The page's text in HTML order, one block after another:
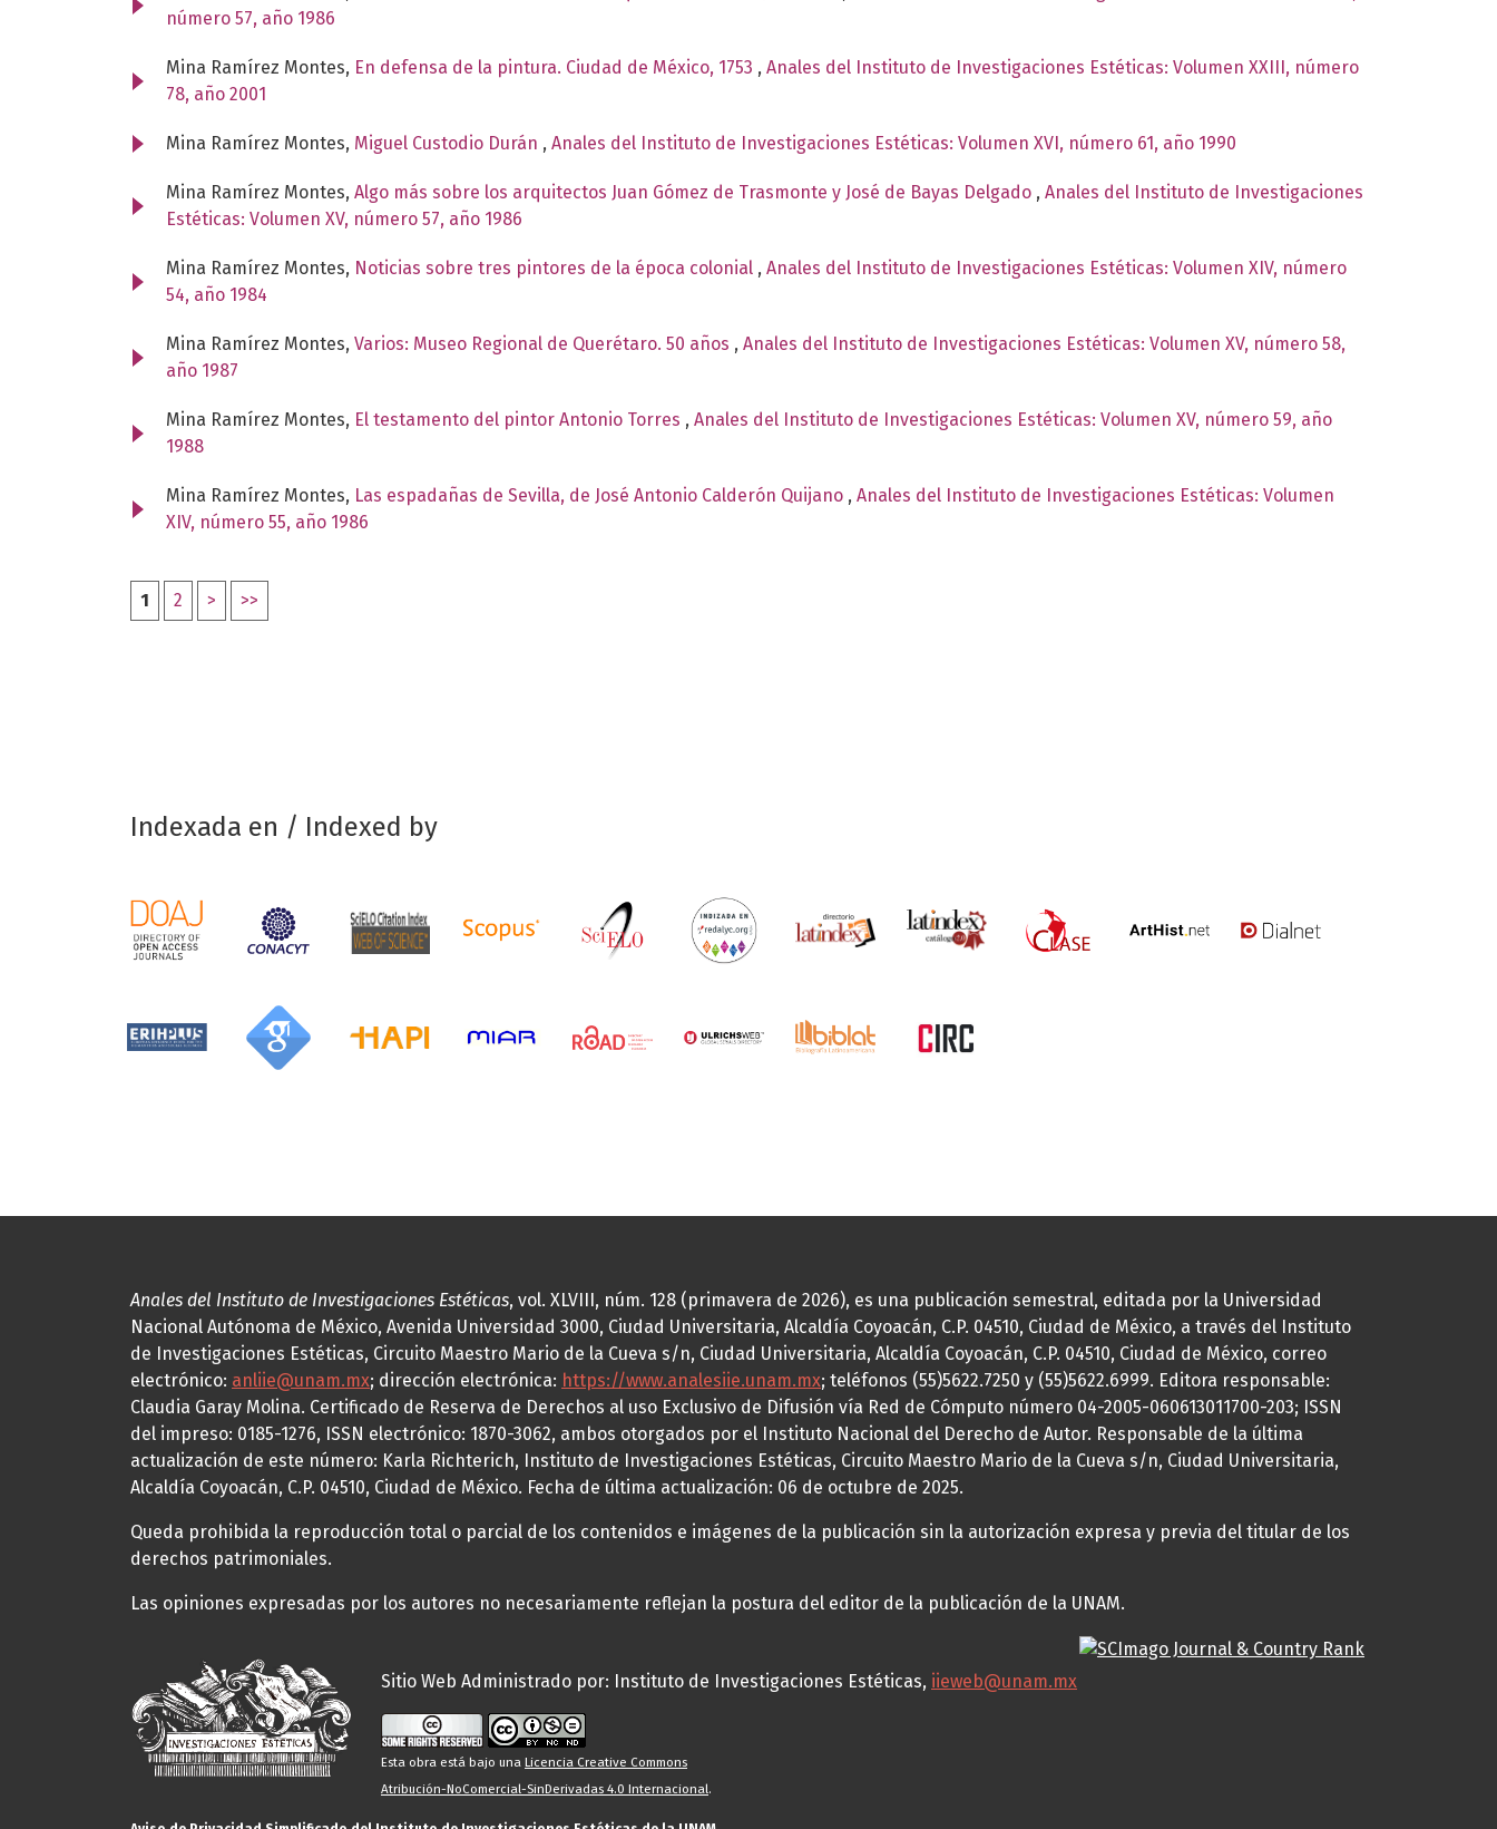
número 57, año 1986
Mina Ramírez Montes, En defensa de la pintura. Ciudad de México, 1753 , Anales del Instituto de Investigaciones Estéticas: Volumen XXIII, número
78, año 2001
Mina Ramírez Montes, Miguel Custodio Durán , Anales del Instituto de Investigaciones Estéticas: Volumen XVI, número 61, año 1990
Mina Ramírez Montes, Algo más sobre los arquitectos Juan Gómez de Trasmonte y José de Bayas Delgado , Anales del Instituto de Investigaciones
Estéticas: Volumen XV, número 57, año 1986
Mina Ramírez Montes, Noticias sobre tres pintores de la época colonial , Anales del Instituto de Investigaciones Estéticas: Volumen XIV, número
54, año 1984
Mina Ramírez Montes, Varios: Museo Regional de Querétaro. 50 años , Anales del Instituto de Investigaciones Estéticas: Volumen XV, número 58,
año 1987
Mina Ramírez Montes, El testamento del pintor Antonio Torres , Anales del Instituto de Investigaciones Estéticas: Volumen XV, número 59, año
1988
Mina Ramírez Montes, Las espadañas de Sevilla, de José Antonio Calderón Quijano , Anales del Instituto de Investigaciones Estéticas: Volumen
XIV, número 55, año 1986
1 2 > >>
Indexada en / Indexed by
Anales del Instituto de Investigaciones Estéticas, vol. XLVIII, núm. 128 (primavera de 2026), es una publicación semestral, editada por la Universidad
Nacional Autónoma de México, Avenida Universidad 3000, Ciudad Universitaria, Alcaldía Coyoacán, C.P. 04510, Ciudad de México, a través del Instituto
de Investigaciones Estéticas, Circuito Maestro Mario de la Cueva s/n, Ciudad Universitaria, Alcaldía Coyoacán, C.P. 04510, Ciudad de México, correo
electrónico: anliie@unam.mx; dirección electrónica: https://www.analesiie.unam.mx; teléfonos (55)5622.7250 y (55)5622.6999. Editora responsable:
Claudia Garay Molina. Certificado de Reserva de Derechos al uso Exclusivo de Difusión vía Red de Cómputo número 04-2005-060613011700-203; ISSN
del impreso: 0185-1276, ISSN electrónico: 1870-3062, ambos otorgados por el Instituto Nacional del Derecho de Autor. Responsable de la última
actualización de este número: Karla Richterich, Instituto de Investigaciones Estéticas, Circuito Maestro Mario de la Cueva s/n, Ciudad Universitaria,
Alcaldía Coyoacán, C.P. 04510, Ciudad de México. Fecha de última actualización: 06 de octubre de 2025.
Queda prohibida la reproducción total o parcial de los contenidos e imágenes de la publicación sin la autorización expresa y previa del titular de los
derechos patrimoniales.
Las opiniones expresadas por los autores no necesariamente reflejan la postura del editor de la publicación de la UNAM.
Sitio Web Administrado por: Instituto de Investigaciones Estéticas, iieweb@unam.mx
Esta obra está bajo una Licencia Creative Commons
Atribución-NoComercial-SinDerivadas 4.0 Internacional.